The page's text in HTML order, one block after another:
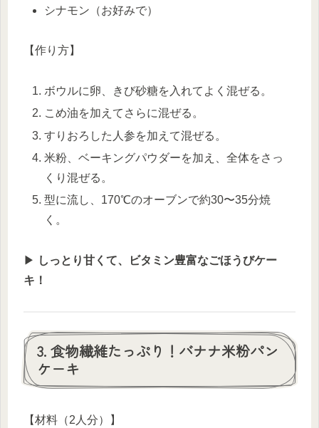
シナモン（お好みで）
【作り方】
ボウルに卵、きび砂糖を入れてよく混ぜる。
こめ油を加えてさらに混ぜる。
すりおろした人参を加えて混ぜる。
米粉、ベーキングパウダーを加え、全体をさっ
くり混ぜる。
型に流し、170℃のオーブンで約30〜35分焼
く。
▶︎ しっとり甘くて、ビタミン豊富なごほうびケー
キ！
3. 食物繊維たっぷり！バナナ米粉パン
ケーキ
【材料（2人分）】